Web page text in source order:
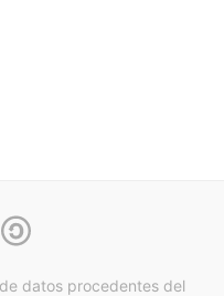
datos procedentes del